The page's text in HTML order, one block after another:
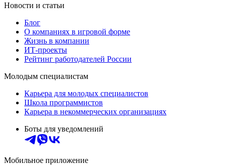
Новости и статьи
Блог
О компаниях в игровой форме
Жизнь в компании
ИТ-проекты
Рейтинг работодателей России
Молодым специалистам
Карьера для молодых специалистов
Школа программистов
Карьера в некоммерческих организациях
Боты для уведомлений
Мобильное приложение